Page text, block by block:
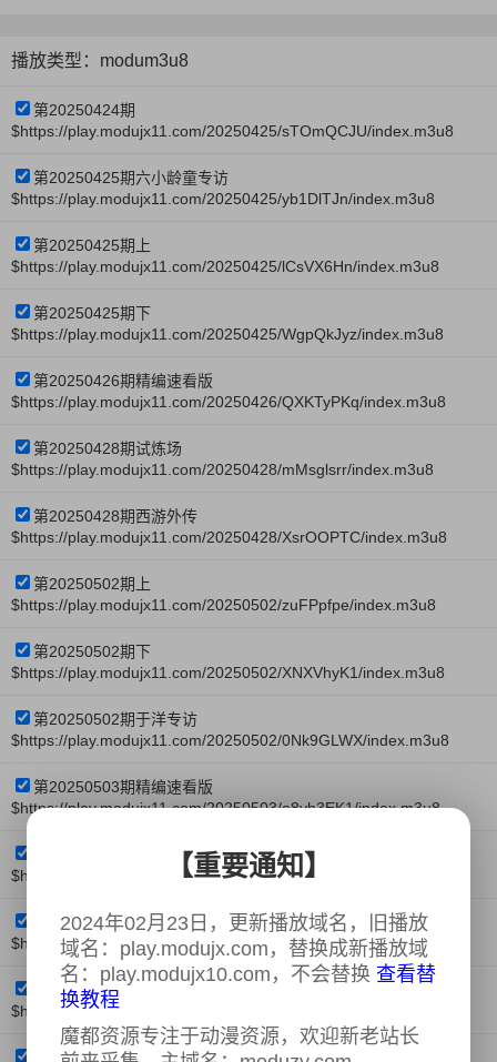
播放类型：modum3u8
第20250424期
$https://play.modujx11.com/20250425/sTOmQCJU/index.m3u8
第20250425期六小龄童专访
$https://play.modujx11.com/20250425/yb1DlTJn/index.m3u8
第20250425期上
$https://play.modujx11.com/20250425/lCsVX6Hn/index.m3u8
第20250425期下
$https://play.modujx11.com/20250425/WgpQkJyz/index.m3u8
第20250426期精编速看版
$https://play.modujx11.com/20250426/QXKTyPKq/index.m3u8
第20250428期试炼场
$https://play.modujx11.com/20250428/mMsglsrr/index.m3u8
第20250428期西游外传
$https://play.modujx11.com/20250428/XsrOOPTC/index.m3u8
第20250502期上
$https://play.modujx11.com/20250502/zuFPpfpe/index.m3u8
第20250502期下
$https://play.modujx11.com/20250502/XNXVhyK1/index.m3u8
第20250502期于洋专访
$https://play.modujx11.com/20250502/0Nk9GLWX/index.m3u8
第20250503期精编速看版
$https://play.modujx11.com/20250503/e8yh3EK1/index.m3u8
第20250503期西游外传
$https://play.modujx11.com/20250503/rgb2ifbr/index.m3u8
第20250505期
$https://play.modujx11.com/20250505/RZwHBOfA/index.m3u8
第20250509期上
$https://play.modujx11.com/20250509/kPILMWZp/index.m3u8
第20250509期下
【重要通知】
2024年02月23日，更新播放域名，旧播放
域名：play.modujx.com，替换成新播放域
名：play.modujx10.com，不会替换 查看替
换教程
魔都资源专注于动漫资源，欢迎新老站长